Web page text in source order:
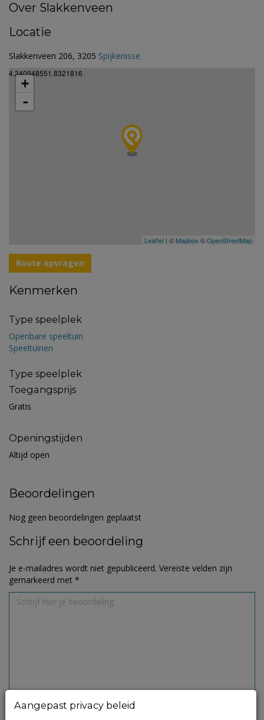
Over Slakkenveen
Locatie
Slakkenveen 206, 3205 Spijkenisse
4.340948551.8321816
+
-
Leaflet | © Mapbox ©OpenStreetMap
Route opvragen
Kenmerken
Type speelplek
Openbare speeltuin
Speeltuinen
Type speelplek
Toegangsprijs
Gratis
Openingstijden
Altijd open
Beoordelingen
Nog geen beoordelingen geplaatst
Schrijf een beoordeling
Je e-mailadres wordt niet gepubliceerd. Vereiste velden zijn
gemarkeerd met *
Aangepast privacy beleid